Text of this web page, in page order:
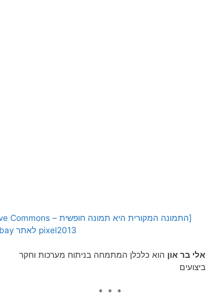
pixel2013 לאתר Pixabay]
אלי בר און הוא כלכלן המתמחה בניתוח מערכות וחקר
ביצועים
* * *